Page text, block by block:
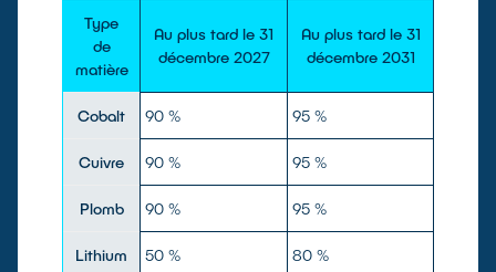
Type
de
matière
Au plus tard le 31
décembre 2027
Au plus tard le 31
décembre 2031
Cobalt 90 % 95 %
Cuivre 90 % 95 %
Plomb 90 % 95 %
Lithium 50 % 80 %